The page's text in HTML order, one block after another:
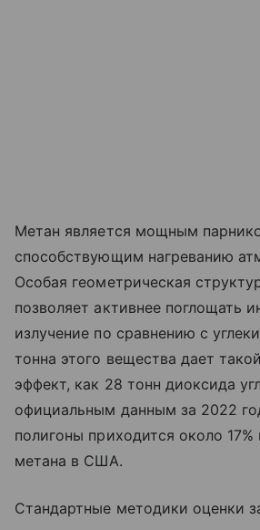
Метан является мощным
способствующим нагреванию
Особая геометрическая
позволяет активнее поглощать
излучение по сравнению с
тонна этого вещества дает
эффект, как 28 тонн диоксида
официальным данным за 2022
полигоны приходится около
метана в США.
Стандартные методики оценки